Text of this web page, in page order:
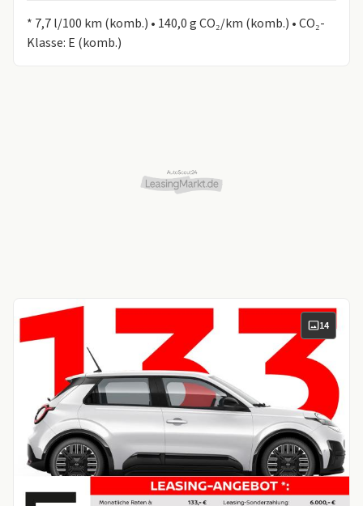
* 7,7 l/100 km (komb.) • 140,0 g CO₂/km (komb.) • CO₂-
Klasse: E (komb.)
14